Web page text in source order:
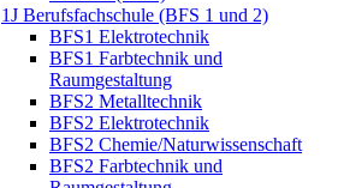
1J Berufsfachschule (BFS 1 und 2)
BFS1 Elektrotechnik
BFS1 Farbtechnik und
Raumgestaltung
BFS2 Metalltechnik
BFS2 Elektrotechnik
BFS2 Chemie/Naturwissenschaft
BFS2 Farbtechnik und